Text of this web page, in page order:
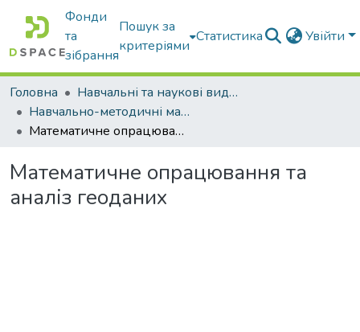
Фонди
та
зібрання
Пошук за
критеріями
Статистика Увійти
Головна
Навчальні та наукові видання
Навчально-методичні матеріали
Математичне опрацювання та аналіз геоданих
Математичне опрацювання та
аналіз геоданих